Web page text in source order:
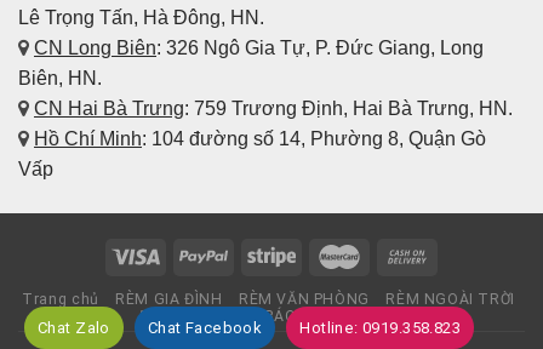
#5 LỢI ÍCH BẠN CÓ KHI LÀM VIỆC VỚI
CHÚNG TÔI
Chất lượng CAO NHẤT và luôn RẺ HƠN 10-20% so
với thị trường.
mã – Mang Mẫu tư vấn tại nhà
ĐẢM BẢO
công trình thi công ĐÚNG HẠN. Lắp
Lê Trọng Tấn, Hà Đông, HN.
CN Long Biên: 326 Ngô Gia Tự, P. Đức Giang, Long
Biên, HN.
CN Hai Bà Trưng: 759 Trương Định, Hai Bà Trưng, HN.
Hồ Chí Minh: 104 đường số 14, Phường 8, Quận Gò
Vấp
Trang chủ RÈM GIA ĐÌNH RÈM VĂN PHÒNG
RÈM NGOÀI TRỜI
ĐỘNG CƠ RÈM
BÁO GIÁ
Chat Zalo Chat Facebook Hotline: 0919.358.823